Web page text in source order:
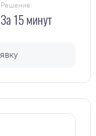
Решение:
За 15 минут